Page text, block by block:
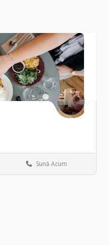
Chicago
Sună Acum